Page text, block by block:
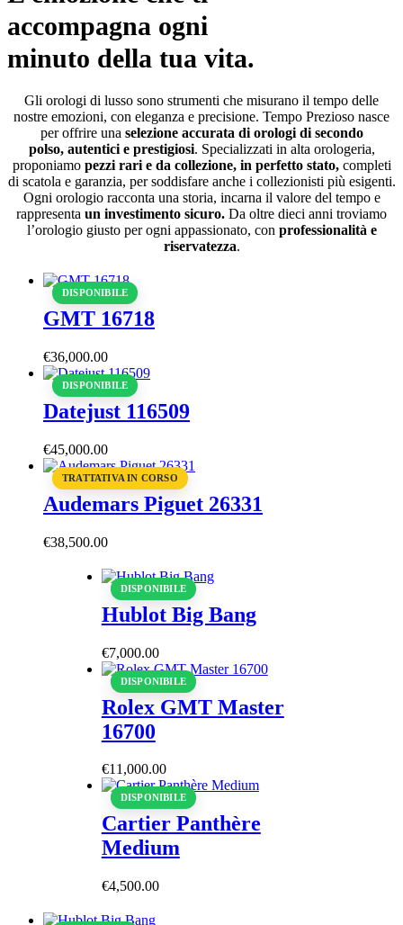
accompagna ogni
minuto della tua vita.
Gli orologi di lusso sono strumenti che misurano il tempo delle
nostre emozioni, con eleganza e precisione. Tempo Prezioso nasce
per offrire una selezione accurata di orologi di secondo
polso, autentici e prestigiosi. Specializzati in alta orologeria,
proponiamo pezzi rari e da collezione, in perfetto stato,completi
di scatola e garanzia, per soddisfare anche i collezionisti più esigenti.
Ogni orologio racconta una storia, incarna il valore del tempo e
rappresenta un investimento sicuro. Da oltre dieci anni troviamo
l’orologio giusto per ogni appassionato, con professionalità e
riservatezza.
DISPONIBILE
GMT 16718
€36,000.00
DISPONIBILE
Datejust 116509
€45,000.00
TRATTATIVA IN CORSO
Audemars Piguet 26331
€38,500.00
DISPONIBILE
Hublot Big Bang
€7,000.00
DISPONIBILE
Rolex GMT Master
16700
€11,000.00
DISPONIBILE
Cartier Panthère
Medium
€4,500.00